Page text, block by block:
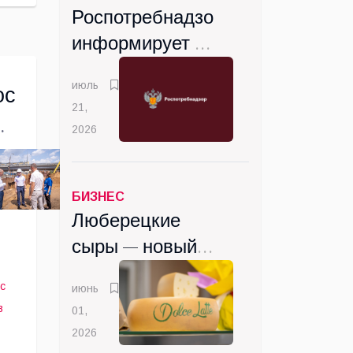
Роспотребнадзор
информирует о
сентября новых
санитарных
правил
июль
21,
2026
БИЗНЕС
Люберецкие
сыры — новый
Подмосковья
июнь
01,
2026